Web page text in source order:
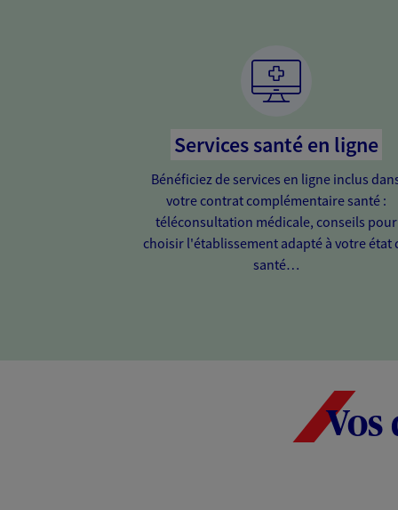
Services santé en ligne
Bénéficiez de services en ligne inclus
votre contrat complémentaire santé :
téléconsultation médicale, conseils pour
choisir l'établissement adapté à votre état
santé…
Vos